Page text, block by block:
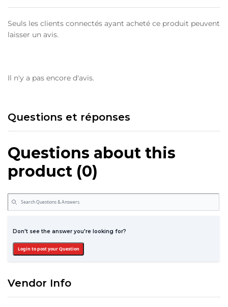
Seuls les clients connectés ayant acheté ce produit peuvent
laisser un avis.
Il n'y a pas encore d'avis.
Questions et réponses
Questions about this
product (0)
Don't see the answer you're looking for?
Login to post your Question
Vendor Info